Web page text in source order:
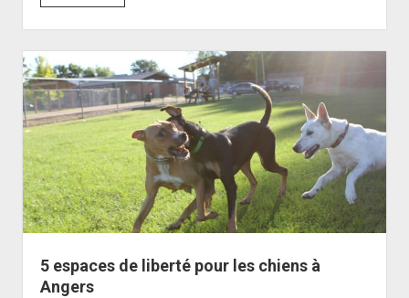
balades
avec
son
chien
à
Poitiers
5 espaces de liberté pour les chiens à
Angers